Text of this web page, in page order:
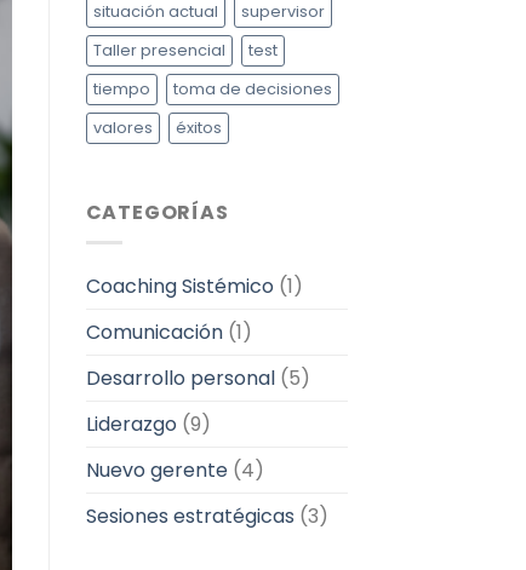
situación actual
supervisor
Taller presencial
test
tiempo
toma de decisiones
valores
éxitos
CATEGORÍAS
Coaching Sistémico (1)
Comunicación(1)
Desarrollo personal(5)
Liderazgo (9)
Nuevo gerente(4)
Sesiones estratégicas (3)